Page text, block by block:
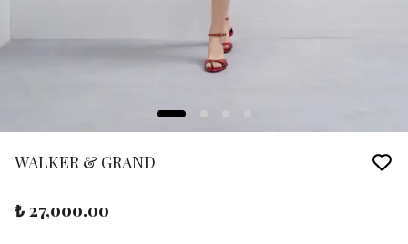
WALKER & GRAND
₺ 27,000.00